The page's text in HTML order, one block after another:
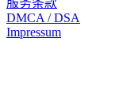
DMCA / DSA
Impressum